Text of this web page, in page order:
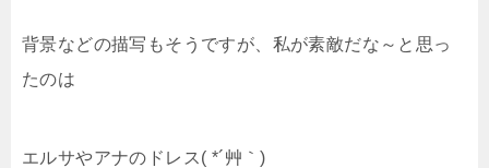
背景などの描写もそうですが、私が素敵だな～と思っ
たのは
エルサやアナのドレス( *´艸｀)